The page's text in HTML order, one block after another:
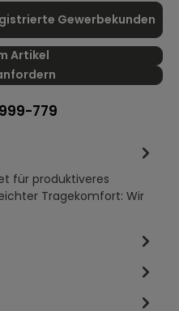
Gewerbekunden
Artikel
779
für produktiveres
Tragekomfort: Wir